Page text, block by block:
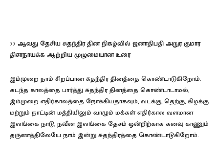
77 ஆவது தேசிய சுதந்திர தின நிகழ்வில் ஜனாதிபதி அநுர குமார
திசாநாயக்க ஆற்றிய முழுமையான உரை
இம்முறை நாம் சிறப்பான சுதந்திர தினத்தை கொண்டாடுகிறோம்.
கடந்த காலத்தை பார்த்து சுதந்திர தினத்தை கொண்டாடாமல்,
இம்முறை எதிர்காலத்தை நோக்கியதாகவும், வடக்கு, தெற்கு, கிழக்கு
மற்றும் நாட்டின் மத்தியிலும் வாழும் மக்கள் எதிர்கால வளமான
இலங்கை நாடு, நவீன இலங்கை தேசம் ஒன்றிற்காக கனவு காணும்
தருணத்திலேயே நாம் இன்று சுதந்திரத்தை கொண்டாடுகிறோம்.